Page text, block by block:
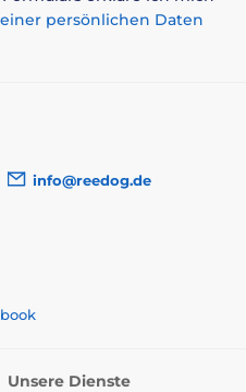
persönlichen Daten
info@reedog.de
Unsere Dienste